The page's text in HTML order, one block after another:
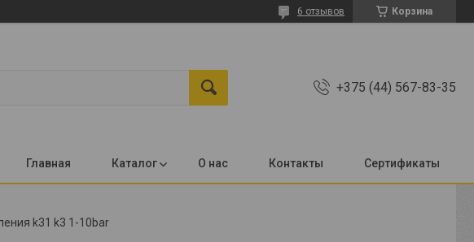
Корзина
6 отзывов
+375 (44) 567-83-35
Главная Каталог О нас Контакты Сертификаты
k31 k3 1-10bar